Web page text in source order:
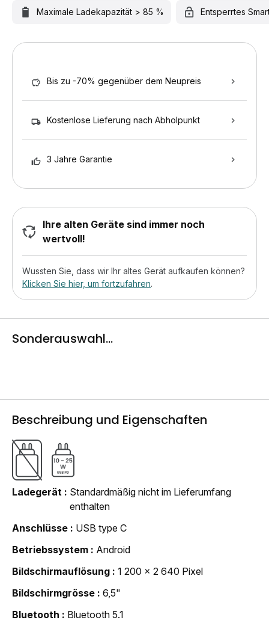
Maximale Ladekapazität > 85 % Entsperrtes
Bis zu -70% gegenüber dem Neupreis
Kostenlose Lieferung nach Abholpunkt
3 Jahre Garantie
Ihre alten Geräte sind immer noch
wertvoll!
Wussten Sie, dass wir Ihr altes Gerät aufkaufen können?
Klicken Sie hier, um fortzufahren.
Sonderauswahl...
Beschreibung und Eigenschaften
Ladegerät
Standardmäßig nicht im Lieferumfang
enthalten
Anschlüsse
USB type C
Betriebssystem
Android
Bildschirmauflösung
1 200 x 2 640 Pixel
Bildschirmgrösse
6,5"
Bluetooth
Bluetooth 5.1